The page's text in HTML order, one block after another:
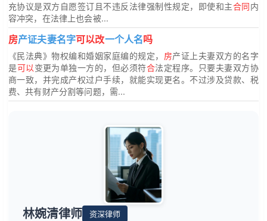
充协议是双方自愿签订且不违反法律强制性规定，即使和主合同内
容冲突，在法律上也会被...
房产证夫妻名字可以改一个人名吗
《民法典》物权编和婚姻家庭编的规定， 房产证上夫妻双方的名字
是可以 变更为单独一方的，但必须符合法定程序。只要夫妻双方协
商一致，并完成产权过户手续，就能实现更名。不过涉及贷款、税
费、共有财产分割等问题，需...
林婉清律师 资深律师